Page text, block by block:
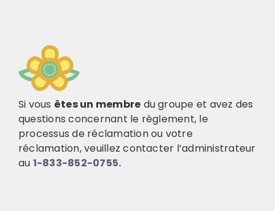
Si vous êtes un membre du groupe et avez des
questions concernant le règlement, le
processus de réclamation ou votre
réclamation, veuillez contacter l’administrateur
au 1-833-852-0755.